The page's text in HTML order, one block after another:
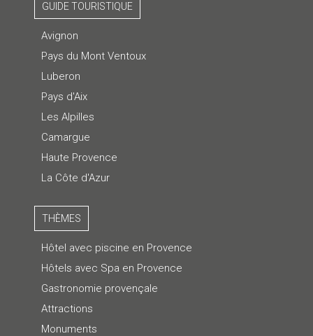
GUIDE TOURISTIQUE
Avignon
Pays du Mont Ventoux
Luberon
Pays d'Aix
Les Alpilles
Camargue
Haute Provence
La Côte d'Azur
THÈMES
Hôtel avec piscine en Provence
Hôtels avec Spa en Provence
Gastronomie provençale
Attractions
Monuments